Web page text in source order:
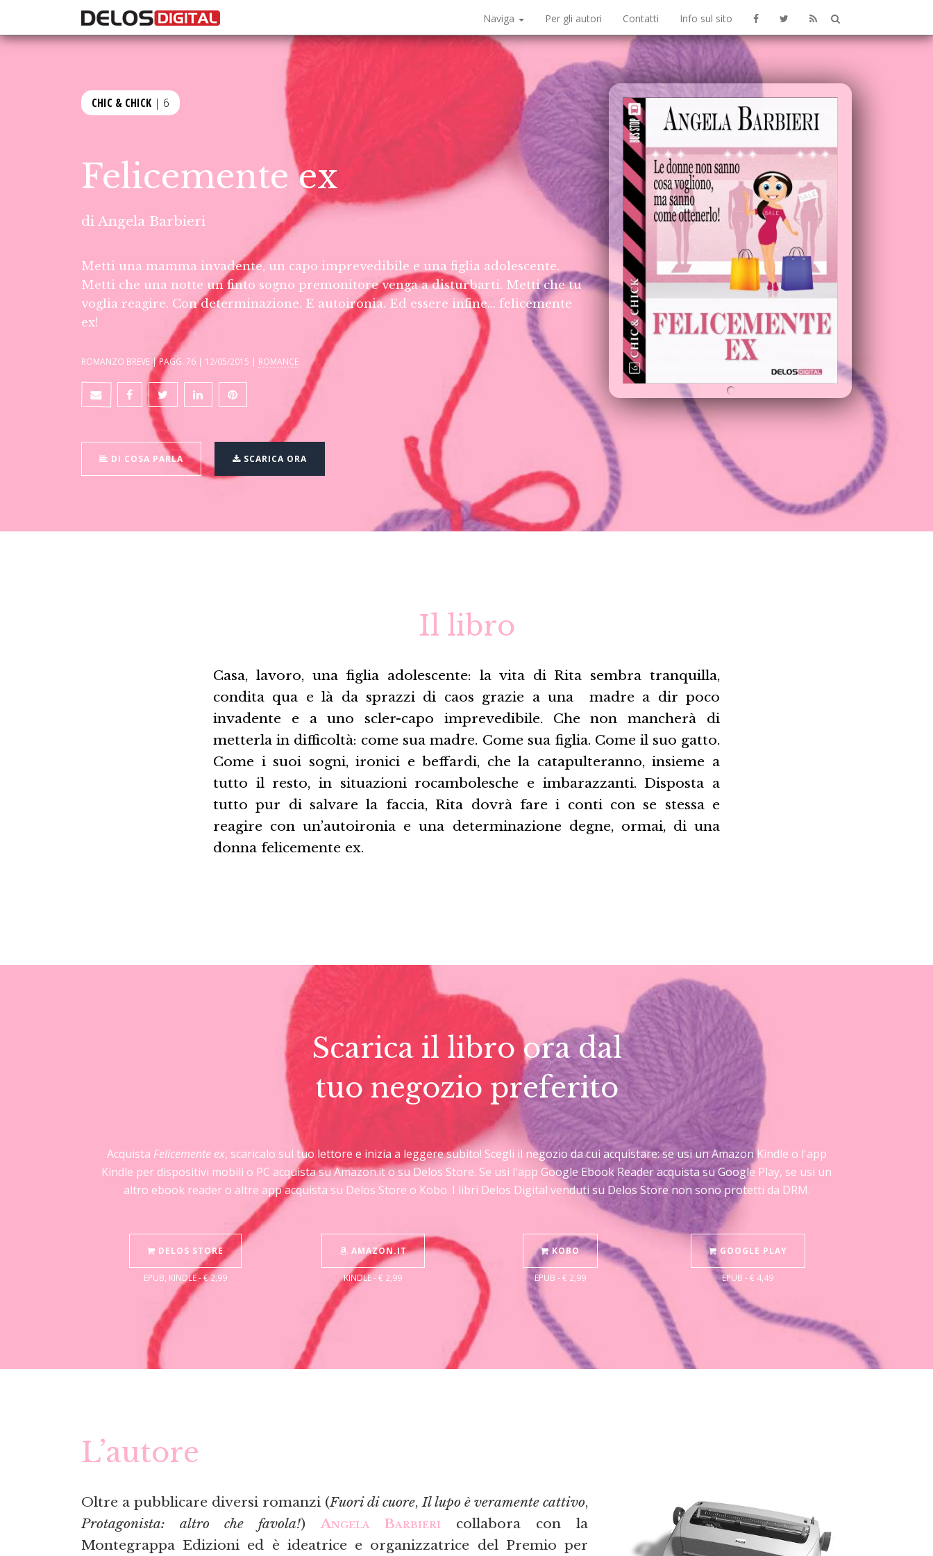
Naviga Per gli autori Contatti Info sul sito
CHIC & CHICK | 6
Felicemente ex
di Angela Barbieri
Metti una mamma invadente, un capo imprevedibile e una figlia adolescente.
Metti che una notte un finto sogno premonitore venga a disturbarti. Metti che tu
voglia reagire. Con determinazione. E autoironia. Ed essere infine... felicemente
ex!
ROMANZO BREVE | PAGG. 76 | 12/05/2015 | ROMANCE
DI COSA PARLA SCARICA ORA
Il libro
Casa, lavoro, una figlia adolescente: la vita di Rita sembra tranquilla,
condita qua e là da sprazzi di caos grazie a una madre a dir poco
invadente e a uno scler-capo imprevedibile. Che non mancherà di
metterla in difficoltà: come sua madre. Come sua figlia. Come il suo gatto.
Come i suoi sogni, ironici e beffardi, che la catapulteranno, insieme a
tutto il resto, in situazioni rocambolesche e imbarazzanti. Disposta a
tutto pur di salvare la faccia, Rita dovrà fare i conti con se stessa e
reagire con un’autoironia e una determinazione degne, ormai, di una
donna felicemente ex.
Scarica il libro ora dal
tuo negozio preferito
Acquista Felicemente ex, scaricalo sul tuo lettore e inizia a leggere subito! Scegli il negozio da cui acquistare: se usi un Amazon Kindle o l'app
Kindle per dispositivi mobili o PC acquista su Amazon.it o su Delos Store. Se usi l'app Google Ebook Reader acquista su Google Play, se usi un
altro ebook reader o altre app acquista su Delos Store o Kobo. I libri Delos Digital venduti su Delos Store non sono protetti da DRM.
DELOS STORE
EPUB, KINDLE - € 2,99
AMAZON.IT
KINDLE - € 2,99
KOBO
EPUB - € 2,99
GOOGLE PLAY
EPUB - € 4,49
L’autore
Oltre a pubblicare diversi romanzi (Fuori di cuore,Il lupo è veramente cattivo,
Protagonista: altro che favola!)Angela Barbieri collabora con la
Montegrappa Edizioni ed è ideatrice e organizzatrice del Premio per